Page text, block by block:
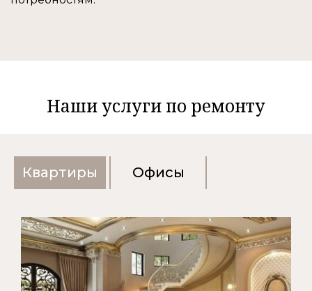
Наши услуги по ремонту
Квартиры Офисы